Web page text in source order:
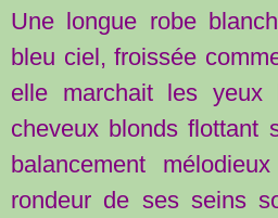
Une longue robe
bleu ciel, froissée
elle marchait les yeux
cheveux blonds flottant
balancement
rondeur de ses seins